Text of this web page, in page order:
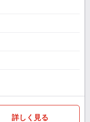
詳しく見る